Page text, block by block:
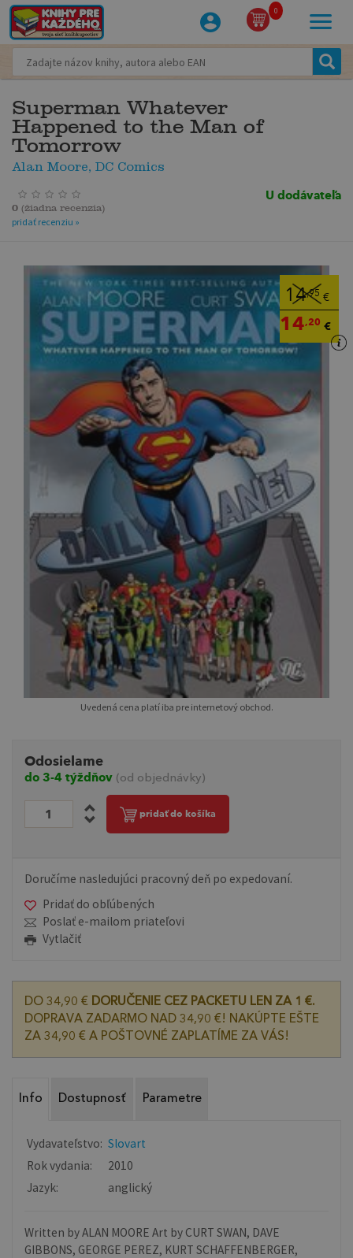
0
Superman Whatever
Happened to the Man of
Tomorrow
Alan Moore, DC Comics
U dodávateľa
0 (žiadna recenzia)
pridať recenziu »
14,95 €
14,20 €
Uvedená cena platí iba pre internetový obchod.
Odosielame
do 3-4 týždňov (od objednávky)
pridať do košíka
Doručíme nasledujúci pracovný deň po expedovaní.
Pridať do obľúbených
Poslať e-mailom priateľovi
Vytlačiť
DO 34,90 € DORUČENIE CEZ PACKETU LEN ZA 1 €.
DOPRAVA ZADARMO NAD 34,90 €! NAKÚPTE EŠTE
ZA 34,90 € A POŠTOVNÉ ZAPLATÍME ZA VÁS!
Info Dostupnosť Parametre
Vydavateľstvo: Slovart
Rok vydania:
2010
Jazyk:
anglický
Written by ALAN MOORE Art by CURT SWAN, DAVE
GIBBONS, GEORGE PEREZ, KURT SCHAFFENBERGER,